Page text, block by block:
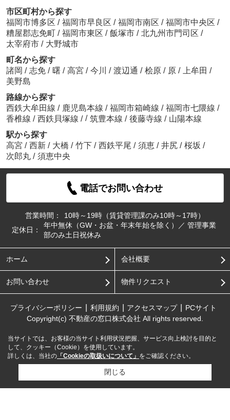
市区町村から探す
福岡市博多区 / 福岡市早良区 / 福岡市南区 / 福岡市中央区 /
糟屋郡志免町 / 福岡市東区 / 飯塚市 / 北九州市門司区 /
太宰府市 / 大野城市
町名から探す
諸岡 / 志免 / 曙 / 高宮 / 今川 / 渡辺通 / 桧原 / 原 / 上牟田 /
美野島
路線から探す
西鉄大牟田線 / 鹿児島本線 / 福岡市箱崎線 / 福岡市七隈線 /
香椎線 / 西鉄貝塚線 / / 筑豊本線 / 後藤寺線 / 山陽本線
駅から探す
高宮 / 西新 / 大橋 / 竹下 / 西鉄平尾 / 須恵 / 井尻 / 桜坂 /
次郎丸 / 須恵中央
電話でお問い合わせ
営業時間：
10時～19時（賃貸管理課のみ10時～17時）
定休日：
年中無休（GW・お盆・年末年始を除く）／ 管理事業
部のみ土日祝休み
ホーム 会社概要
お問い合わせ 物件リクエスト
プライバシーポリシー 利用規約 アクセスマップ
PCサイト
Copyright(c) 不動産の窓口株式会社 All rights reserved.
当サイトでは、お客様の当サイト利用状況把握、サービス向上検討を目的と
して、クッキー（Cookie）を使用しています。
詳しくは、当社の 「Cookieの取扱いについて」 をご確認ください。
閉じる